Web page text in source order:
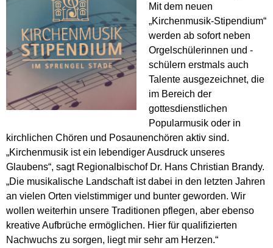
Mit dem neuen
„Kirchenmusik-Stipendium“
werden ab sofort neben
Orgelschülerinnen und -
schülern erstmals auch
Talente ausgezeichnet, die
im Bereich der
gottesdienstlichen
Popularmusik oder in
kirchlichen Chören und Posaunenchören aktiv sind.
„Kirchenmusik ist ein lebendiger Ausdruck unseres
Glaubens“, sagt Regionalbischof Dr. Hans Christian Brandy.
„Die musikalische Landschaft ist dabei in den letzten Jahren
an vielen Orten vielstimmiger und bunter geworden. Wir
wollen weiterhin unsere Traditionen pflegen, aber ebenso
kreative Aufbrüche ermöglichen. Hier für qualifizierten
Nachwuchs zu sorgen, liegt mir sehr am Herzen.“